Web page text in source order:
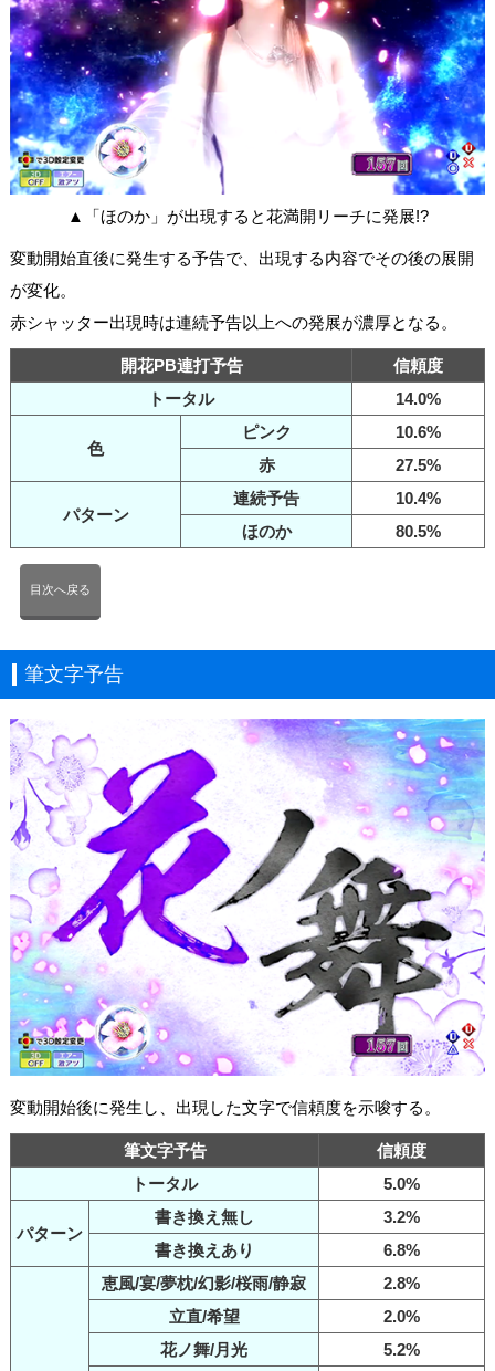
▲「ほのか」が出現すると花満開リーチに発展!?
変動開始直後に発生する予告で、出現する内容でその後の展開
が変化。
赤シャッター出現時は連続予告以上への発展が濃厚となる。
開花PB連打予告
信頼度
トータル
14.0%
色
ピンク
10.6%
赤
27.5%
パターン
連続予告
10.4%
ほのか
80.5%
目次へ戻る
筆文字予告
変動開始後に発生し、出現した文字で信頼度を示唆する。
筆文字予告
信頼度
トータル
5.0%
パターン
書き換え無し
3.2%
書き換えあり
6.8%
恵風/宴/夢枕/幻影/桜雨/静寂
2.8%
立直/希望
2.0%
花ノ舞/月光
5.2%